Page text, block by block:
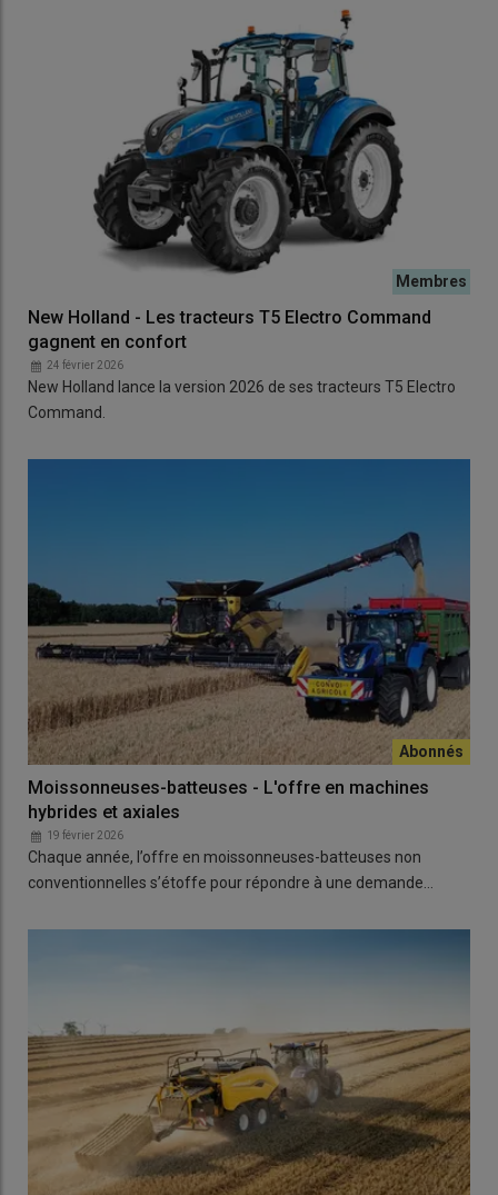
New Holland - Les tracteurs T5 Electro Command
gagnent en confort
24 février 2026
New Holland lance la version 2026 de ses tracteurs T5 Electro
Command.
Moissonneuses-batteuses - L'offre en machines
hybrides et axiales
19 février 2026
Chaque année, l’offre en moissonneuses-batteuses non
conventionnelles s’étoffe pour répondre à une demande…